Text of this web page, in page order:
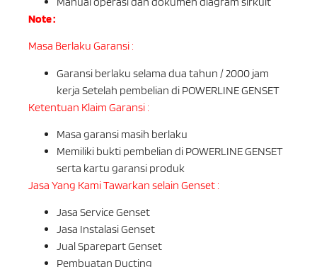
Note :
Masa Berlaku Garansi :
Garansi berlaku selama dua tahun / 2000 jam
kerja Setelah pembelian di POWERLINE GENSET
Ketentuan Klaim Garansi :
Masa garansi masih berlaku
Memiliki bukti pembelian di POWERLINE GENSET
serta kartu garansi produk
Jasa Yang Kami Tawarkan selain Genset :
Jasa Service Genset
Jasa Instalasi Genset
Jual Sparepart Genset
Pembuatan Ducting